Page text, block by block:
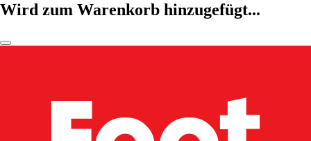
Wird zum Warenkorb hinzugefügt...